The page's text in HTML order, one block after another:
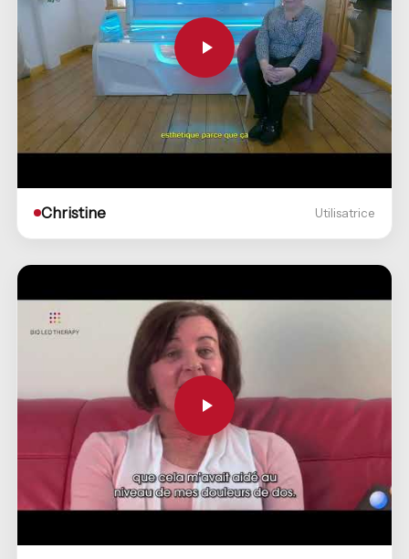
Christine Utilisatrice